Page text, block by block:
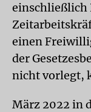
einschließlich
einen
der
nicht vorlegt,
März 2022 in